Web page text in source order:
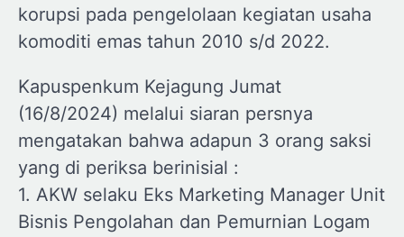
korupsi pada pengelolaan kegiatan usaha
komoditi emas tahun 2010 s/d 2022.
Kapuspenkum Kejagung Jumat
(16/8/2024) melalui siaran persnya
mengatakan bahwa adapun 3 orang saksi
yang di periksa berinisial :
1. AKW selaku Eks Marketing Manager Unit
Bisnis Pengolahan dan Pemurnian Logam